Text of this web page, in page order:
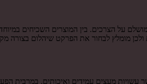
על הצרכים. בין המוצרים השכיחים
מומלץ לבחור את הפרקט שיהלום בצורה
מעצים עמידים ואיכותים. במרבית